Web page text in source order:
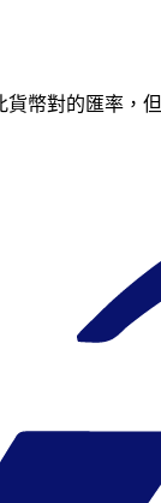
幣對的匯率，